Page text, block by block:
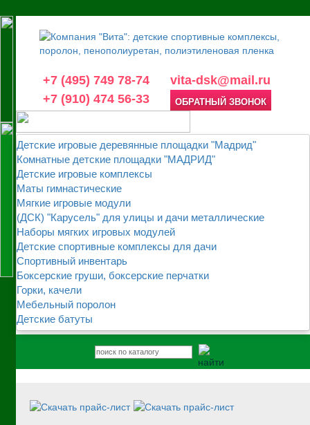
+7 (495) 749 78-74
vita-dsk@mail.ru
+7 (910) 474 56-33
ОБРАТНЫЙ ЗВОНОК
Детские игровые деревянные площадки "Мадрид"
Комнатные детские площадки "МАДРИД"
Детские игровые комплексы
Маты гимнастические
Мягкие игровые модули
(ДСК) "Карусель" для улицы и дачи металлические
Наборы мягких игровых модулей
Детские спортивные комплексы для дачи
Спортивный инвентарь
Боксерские груши, боксерские перчатки
Горки, качели
Мебельный поролон
Детские батуты